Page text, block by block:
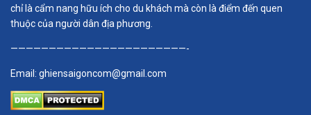
chỉ là cẩm nang hữu ích cho du khách mà còn là điểm đến quen
thuộc của người dân địa phương.
———————————————————————-
Email: ghiensaigoncom@gmail.com